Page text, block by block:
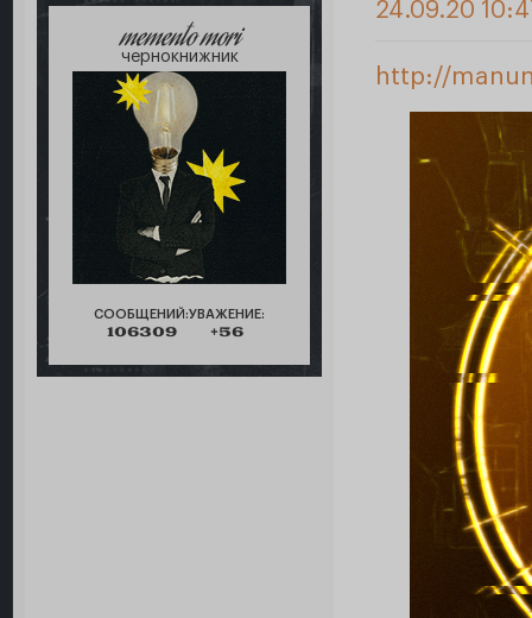
memento mori
чернокнижник
СООБЩЕНИЙ:
106309
УВАЖЕНИЕ:
+56
24.09.20
http://